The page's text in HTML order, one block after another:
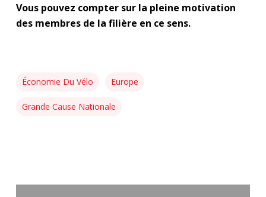
Vous pouvez compter sur la pleine motivation
des membres de la filière en ce sens.
Économie Du Vélo Europe
Grande Cause Nationale